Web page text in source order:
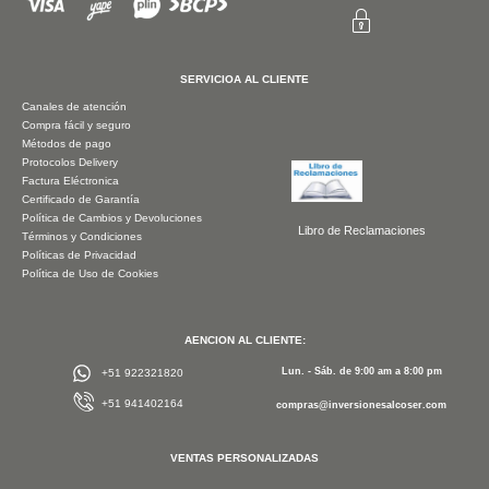
SERVICIOA AL CLIENTE
Canales de atención
Compra fácil y seguro
Métodos de pago
Protocolos Delivery
Factura Eléctronica
Certificado de Garantía
Política de Cambios y Devoluciones
Términos y Condiciones
Políticas de Privacidad
Política de Uso de Cookies
Libro de Reclamaciones
AENCION AL CLIENTE:
+51 922321820
+51 941402164
Lun. - Sáb. de 9:00 am a 8:00 pm
compras@inversionesalcoser.com
VENTAS PERSONALIZADAS